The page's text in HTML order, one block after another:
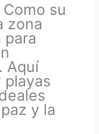
Como su
zona
Aquí
playas
y la